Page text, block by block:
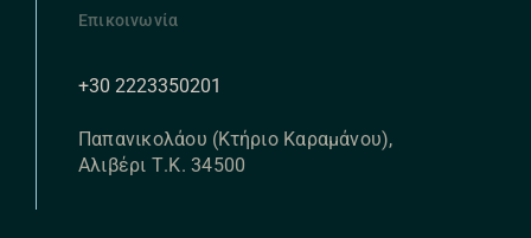
Επικοινωνία
+30 2223350201
Παπανικολάου (Κτήριο Καραμάνου),
Αλιβέρι Τ.Κ. 34500